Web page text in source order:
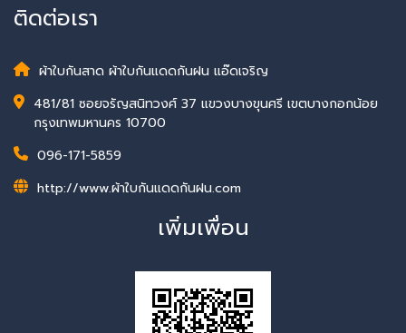
ติดต่อเรา
ผ้าใบกันสาด ผ้าใบกันแดดกันฝน แอ๊ดเจริญ
481/81 ซอยจรัญสนิทวงศ์ 37 แขวงบางขุนศรี เขตบางกอกน้อย
กรุงเทพมหานคร 10700
096-171-5859
http://www.ผ้าใบกันแดดกันฝน.com
เพิ่มเพื่อน